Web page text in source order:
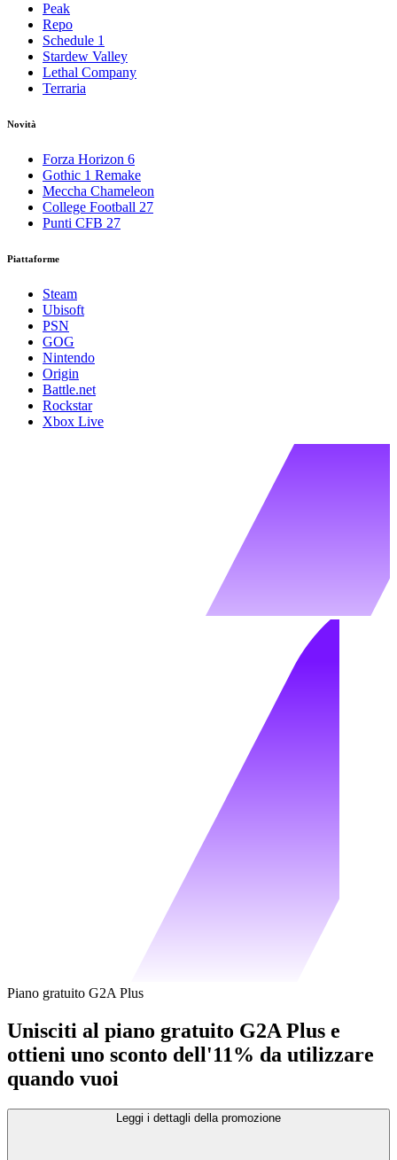
Peak
Repo
Schedule 1
Stardew Valley
Lethal Company
Terraria
Novità
Forza Horizon 6
Gothic 1 Remake
Meccha Chameleon
College Football 27
Punti CFB 27
Piattaforme
Steam
Ubisoft
PSN
GOG
Nintendo
Origin
Battle.net
Rockstar
Xbox Live
Piano gratuito G2A Plus
Unisciti al piano gratuito G2A Plus e
ottieni uno sconto dell'11% da utilizzare
quando vuoi
Leggi i dettagli della promozione